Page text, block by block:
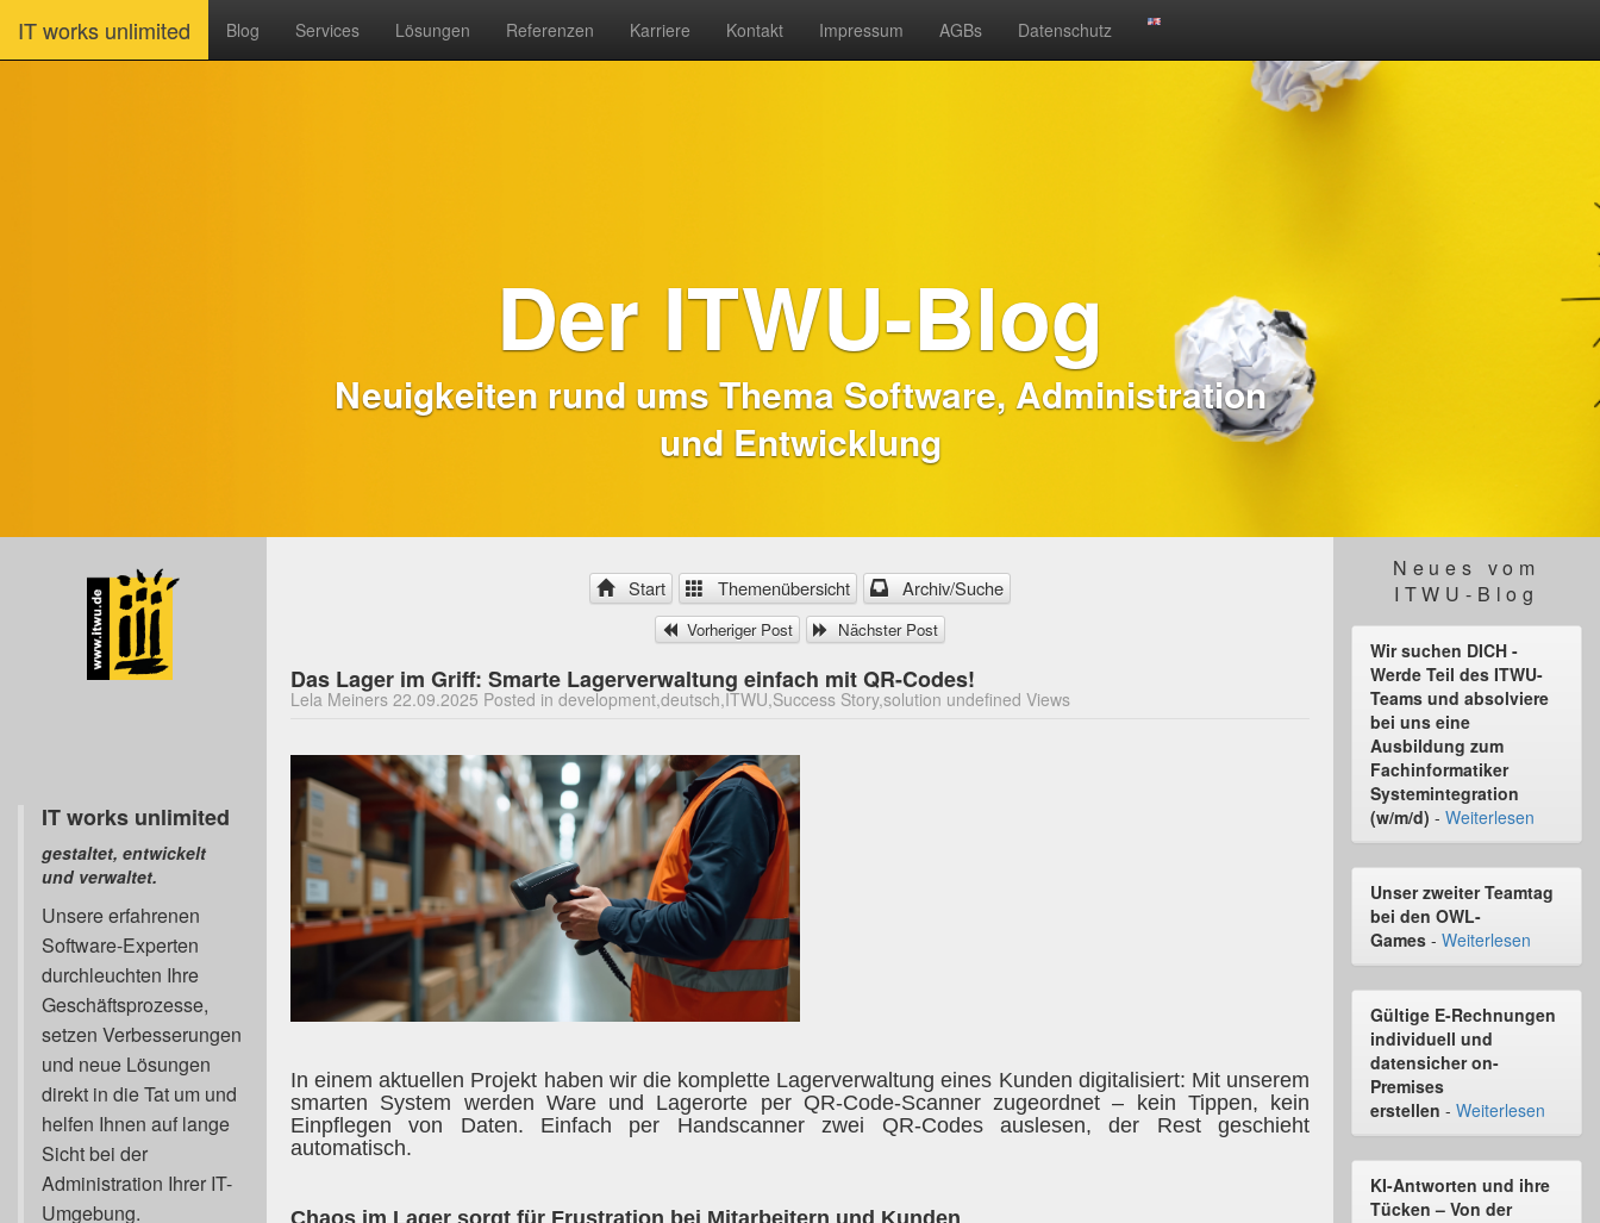
IT works unlimited Blog Services Lösungen Referenzen Karriere Kontakt Impressum AGBs Datenschutz
Der ITWU-Blog
Neuigkeiten rund ums Thema Software, Administration
und Entwicklung
IT works unlimited
gestaltet, entwickelt
und verwaltet.
Unsere erfahrenen
Software-Experten
durchleuchten Ihre
Geschäftsprozesse,
setzen Verbesserungen
und neue Lösungen
direkt in die Tat um und
helfen Ihnen auf lange
Sicht bei der
Administration Ihrer IT-
Umgebung.
Start Themenübersicht Archiv/Suche
Vorheriger Post Nächster Post
Das Lager im Griff: Smarte Lagerverwaltung einfach mit QR-Codes!
Lela Meiners 22.09.2025 Posted in development,deutsch,ITWU,Success Story,solution undefined Views
In einem aktuellen Projekt haben wir die komplette Lagerverwaltung eines Kunden digitalisiert: Mit unserem
smarten System werden Ware und Lagerorte per QR-Code-Scanner zugeordnet – kein Tippen, kein
Einpflegen von Daten. Einfach per Handscanner zwei QR-Codes auslesen, der Rest geschieht
automatisch.
Chaos im Lager sorgt für Frustration bei Mitarbeitern und Kunden
Neues vom
ITWU-Blog
Wir suchen DICH -
Werde Teil des ITWU-
Teams und absolviere
bei uns eine
Ausbildung zum
Fachinformatiker
Systemintegration
(w/m/d) - Weiterlesen
Unser zweiter Teamtag
bei den OWL-
Games - Weiterlesen
Gültige E-Rechnungen
individuell und
datensicher on-
Premises
erstellen - Weiterlesen
KI-Antworten und ihre
Tücken – Von der